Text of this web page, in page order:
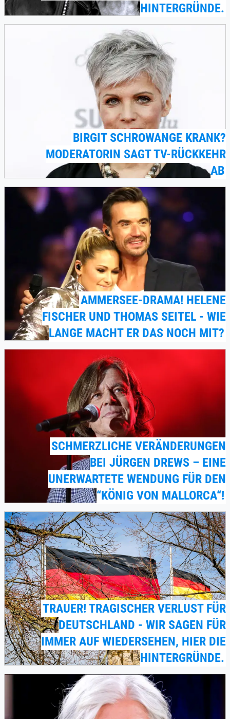
HINTERGRÜNDE.
BIRGIT SCHROWANGE KRANK?
MODERATORIN SAGT TV-RÜCKKEHR
AB
AMMERSEE-DRAMA! HELENE
FISCHER UND THOMAS SEITEL - WIE
LANGE MACHT ER DAS NOCH MIT?
SCHMERZLICHE VERÄNDERUNGEN
BEI JÜRGEN DREWS – EINE
UNERWARTETE WENDUNG FÜR DEN
“KÖNIG VON MALLORCA“!
TRAUER! TRAGISCHER VERLUST FÜR
DEUTSCHLAND - WIR SAGEN FÜR
IMMER AUF WIEDERSEHEN, HIER DIE
HINTERGRÜNDE.